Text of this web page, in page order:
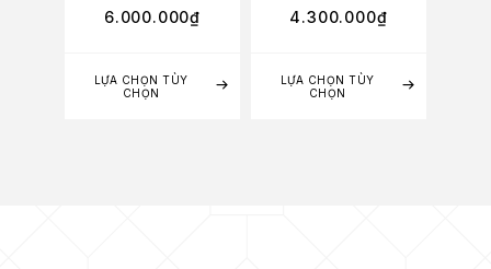
LỰA CHỌN TÙY
CHỌN
6.000.000₫
LỰA CHỌN TÙY
CHỌN
4.300.000₫